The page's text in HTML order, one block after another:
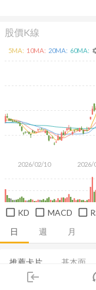
login
市場
股價K線
日 週 月
2026/02/10 2026/
5MA: 10MA: 20MA: 60MA:
KD MACD
推薦卡片 基本面